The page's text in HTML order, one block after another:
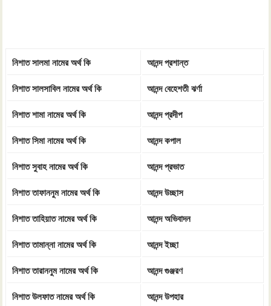
নিশাত সালমা নামের অর্থ কি আনন্দ প্রশান্ত
নিশাত সালসাবিল নামের অর্থ কি আনন্দ বেহেশতী ঝর্ণা
নিশাত শামা নামের অর্থ কি আনন্দ প্রদীপ
নিশাত সিমা নামের অর্থ কি আনন্দ কপাল
নিশাত সুবাহ নামের অর্থ কি আনন্দ প্রভাত
নিশাত তাফাননুম নামের অর্থ কি আনন্দ উচ্ছাস
নিশাত তাহিয়াত নামের অর্থ কি আনন্দ অভিবাদন
নিশাত তামান্না নামের অর্থ কি আনন্দ ইচ্ছা
নিশাত তারাননুম নামের অর্থ কি আনন্দ গুঞ্জরণ
নিশাত উলফাত নামের অর্থ কি আনন্দ উপহার